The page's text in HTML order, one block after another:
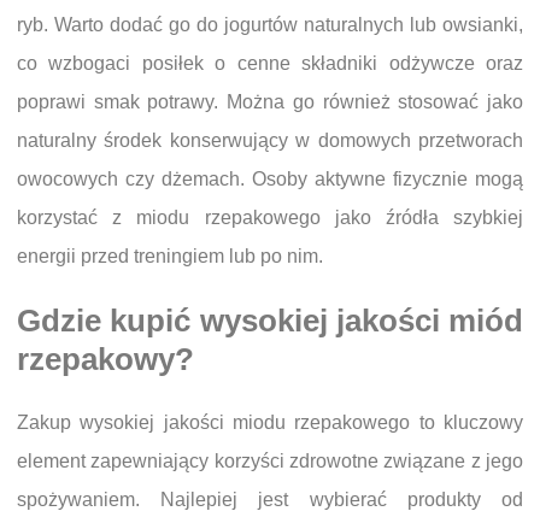
ryb. Warto dodać go do jogurtów naturalnych lub owsianki,
co wzbogaci posiłek o cenne składniki odżywcze oraz
poprawi smak potrawy. Można go również stosować jako
naturalny środek konserwujący w domowych przetworach
owocowych czy dżemach. Osoby aktywne fizycznie mogą
korzystać z miodu rzepakowego jako źródła szybkiej
energii przed treningiem lub po nim.
Gdzie kupić wysokiej jakości miód
rzepakowy?
Zakup wysokiej jakości miodu rzepakowego to kluczowy
element zapewniający korzyści zdrowotne związane z jego
spożywaniem. Najlepiej jest wybierać produkty od